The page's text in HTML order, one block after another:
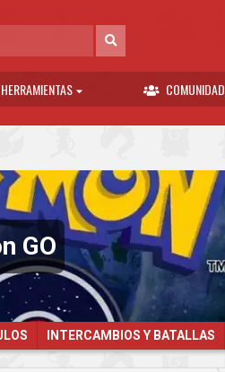
HERRAMIENTAS COMUNIDAD
GO
INTERCAMBIOS Y BATALLAS